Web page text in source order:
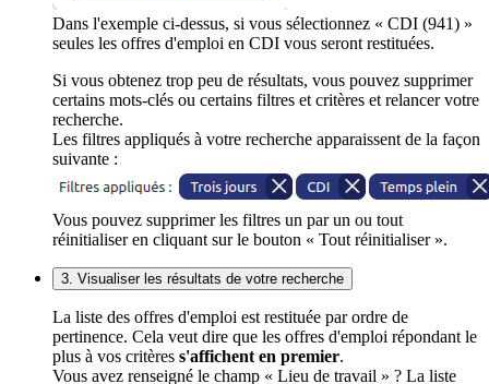
Dans l'exemple ci-dessus, si vous sélectionnez « CDI (941) »
seules les offres d'emploi en CDI vous seront restituées.
Si vous obtenez trop peu de résultats, vous pouvez supprimer
certains mots-clés ou certains filtres et critères et relancer votre
recherche.
Les filtres appliqués à votre recherche apparaissent de la façon
suivante :
Vous pouvez supprimer les filtres un par un ou tout
réinitialiser en cliquant sur le bouton « Tout réinitialiser ».
3. Visualiser les résultats de votre recherche
La liste des offres d'emploi est restituée par ordre de
pertinence. Cela veut dire que les offres d'emploi répondant le
plus à vos critères s'affichent en premier.
Vous avez renseigné le champ « Lieu de travail » ? La liste